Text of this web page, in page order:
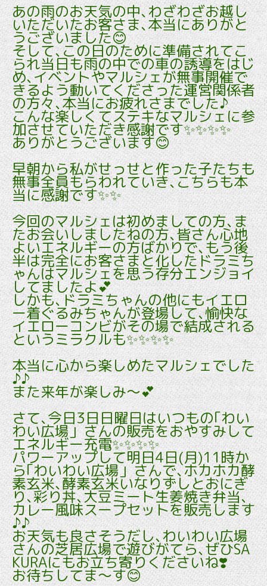
あの雨のお天気の中､わざわざお越し
いただいたお客さま､本当にありがと
うございました😊
そして､この日のために準備されてこ
られ当日も雨の中での車の誘導をはじ
め､イベントやマルシェが無事開催で
きるよう動いてくださった運営関係者
の方々､本当にお疲れさまでした♪
こんな楽しくてステキなマルシェに参
加させていただき感謝です✨✨✨✨
ありがとうございます😊
早朝から私がせっせと作った子たちも
無事全員もらわれていき､こちらも本
当に感謝です✨✨
今回のマルシェは初めましての方､ま
たお会いしましたねの方､皆さん心地
よいエネルギーの方ばかりで､もう後
半は完全にお客さまと化したドラミち
ゃんはマルシェを思う存分エンジョイ
してましたよ💕
しかも､ドラミちゃんの他にもイエロ
ー着ぐるみちゃんが登場して､愉快な
イエローコンビがその場で結成される
というミラクルも✨✨✨✨
本当に心から楽しめたマルシェでした
♪♪
また来年が楽しみ〜💕
さて､今日3日日曜日はいつもの｢わい
わい広場」さんの販売をおやすみして
エネルギー充電✨✨✨✨
パワーアップして明日4日(月)11時か
ら｢わいわい広場」さんで､ホカホカ酵
素玄米､酵素玄米いなりずしとおにぎ
り､彩り丼､大豆ミート生姜焼き弁当､
カレー風味スープセットを販売します
♪♪
お天気も良さそうだし､わいわい広場
さんの芝居広場で遊びがてら､ぜひSA
KURAにもお立ち寄りくださいね❣️
お待ちしてま〜す😊